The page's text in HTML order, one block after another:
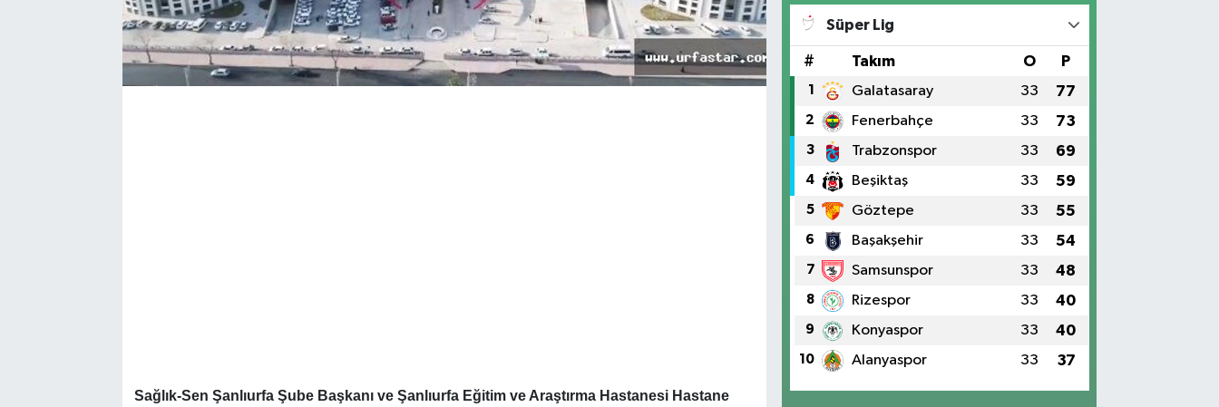
Sağlık-Sen Şanlıurfa Şube Başkanı ve Şanlıurfa Eğitim ve Araştırma Hastanesi Hastane
Süper Lig
# Takım O P
1 Galatasaray 33 77
2 Fenerbahçe 33 73
3 Trabzonspor 33 69
4 Beşiktaş 33 59
5 Göztepe 33 55
6 Başakşehir 33 54
7 Samsunspor 33 48
8 Rizespor 33 40
9 Konyaspor 33 40
10 Alanyaspor 33 37